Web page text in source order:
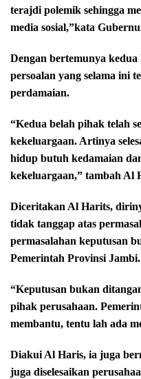
terajdi polemik sehingga
media sosial,”kata
Dengan bertemunya
persoalan yang selama ini
perdamaian.
“Kedua belah pihak telah
kekeluargaan. Artinya
hidup butuh kedamaian
kekeluargaan,” tambah Al
Diceritakan Al Harits,
tidak tanggap atas
permasalahan keputusan
Pemerintah Provinsi Jambi.
“Keputusan bukan
pihak perusahaan.
membantu, tentu lah ada
Diakui Al Haris, ia juga
juga diselesaikan